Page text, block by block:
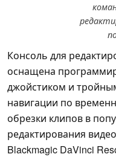
Консоль для
оснащена
джойстиком и
навигации по
обрезки клипов в
редактирования
Blackmagic DaVinci